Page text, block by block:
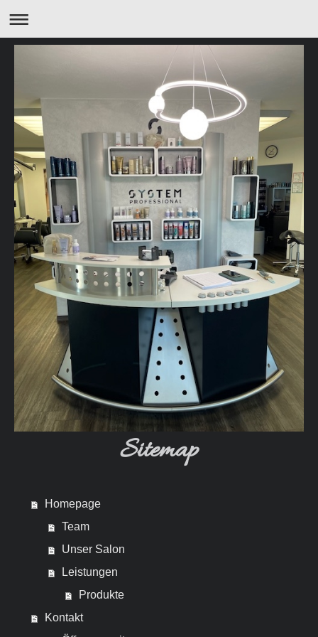
Sitemap
Homepage
Team
Unser Salon
Leistungen
Produkte
Kontakt